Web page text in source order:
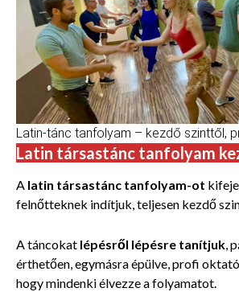
Latin-tánc tanfolyam – kezdő szinttől,
Latin társastánc tanfolyam
A latin társastánc tanfolyam-ot
felnőtteknek indítjuk, teljesen kezdő
A táncokat lépésről lépésre tanítjuk,
érthetően, egymásra épülve, profi
hogy mindenki élvezze a folyamatot.